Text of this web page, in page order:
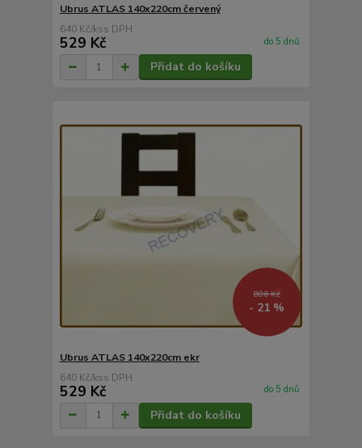
Ubrus ATLAS 140x220cm červený
640 Kč/ks
529 Kč do 5 dnů
Přidat do košíku
806 Kč
- 21 %
Ubrus ATLAS 140x220cm ekr
640 Kč/ks
529 Kč do 5 dnů
Přidat do košíku